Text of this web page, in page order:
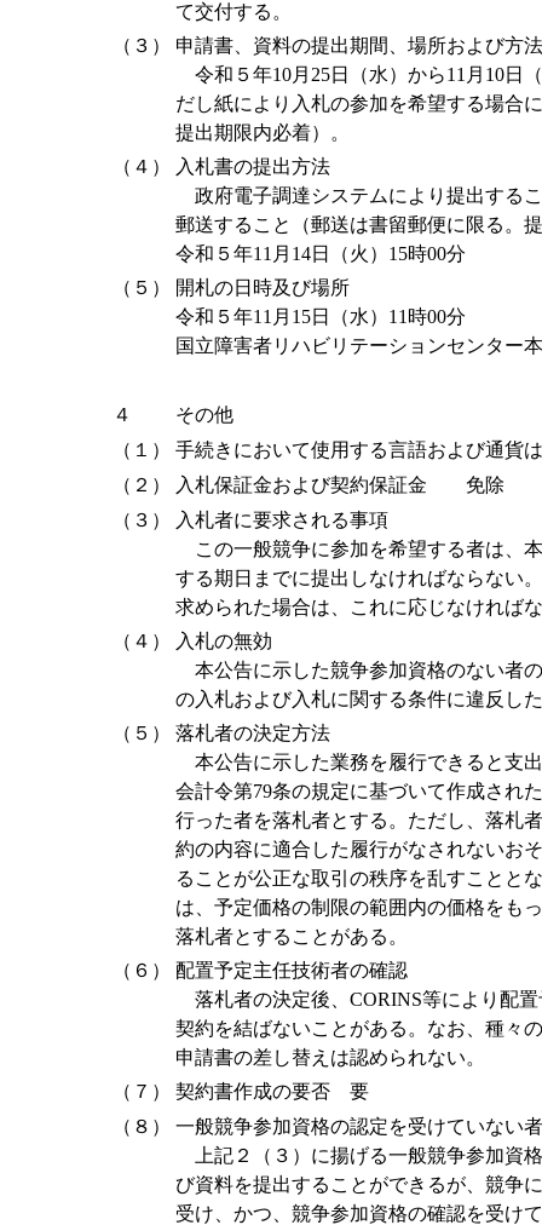
て交付する。
（３）
申請書、資料の提出期間、場所および方法
令和５年10月25日（水）から11月10日
だし紙により入札の参加を希望する場合
提出期限内必着）。
（４）
入札書の提出方法
政府電子調達システムにより提出する
郵送すること（郵送は書留郵便に限る。
令和５年11月14日（火）15時00分
（５）
開札の日時及び場所
令和５年11月15日（水）11時00分
国立障害者リハビリテーションセンター
４
その他
（１）
手続きにおいて使用する言語および通貨
（２）
入札保証金および契約保証金 免除
（３）
入札者に要求される事項
この一般競争に参加を希望する者は、
する期日までに提出しなければならない
求められた場合は、これに応じなければ
（４）
入札の無効
本公告に示した競争参加資格のない者
の入札および入札に関する条件に違反し
（５）
落札者の決定方法
本公告に示した業務を履行できると支
会計令第79条の規定に基づいて作成され
行った者を落札者とする。ただし、落札
約の内容に適合した履行がなされないお
ることが公正な取引の秩序を乱すことと
は、予定価格の制限の範囲内の価格をも
落札者とすることがある。
（６）
配置予定主任技術者の確認
落札者の決定後、CORINS等により配
契約を結ばないことがある。なお、種々
申請書の差し替えは認められない。
（７）
契約書作成の要否 要
（８）
一般競争参加資格の認定を受けていない
上記２（３）に揚げる一般競争参加資
び資料を提出することができるが、競争
受け、かつ、競争参加資格の確認を受け